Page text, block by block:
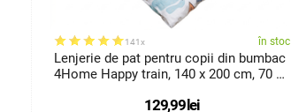
141x în stoc
Lenjerie de pat pentru copii din bumbac
4Home Happy train, 140 x 200 cm, 70 x
129,99lei